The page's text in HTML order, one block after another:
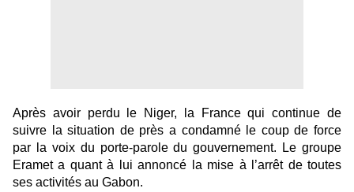
Après avoir perdu le Niger, la France qui continue de
suivre la situation de près a condamné le coup de force
par la voix du porte-parole du gouvernement. Le groupe
Eramet a quant à lui annoncé la mise à l’arrêt de toutes
ses activités au Gabon.